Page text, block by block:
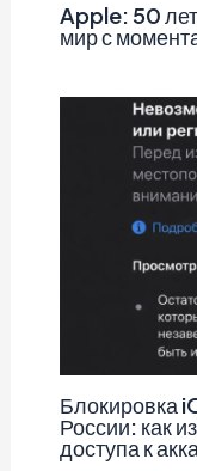
Apple: 50
мир с
Блокировка
России: как
доступа к